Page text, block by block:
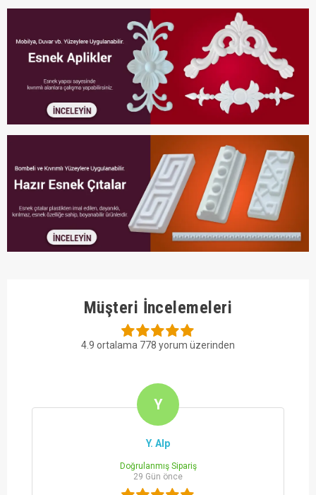
Müşteri İncelemeleri
4.9 ortalama 778 yorum üzerinden
Y
Y. Alp
Doğrulanmış Sipariş
29 Gün önce